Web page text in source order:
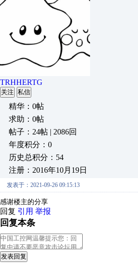
TRHHERTG
关注 私信
精华：0帖
求助：0帖
帖子：24帖 | 2086回
年度积分：0
历史总积分：54
注册：2016年10月19日
发表于：2021-09-26 09:15:13
感谢楼主的分享
回复 引用 举报
回复本条
发表回复